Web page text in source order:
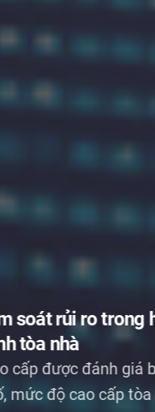
nâng cao chất
vụ quản lý tòa nhà
lý tòa nhà
6 vừa qua,
Việt Nam và Công